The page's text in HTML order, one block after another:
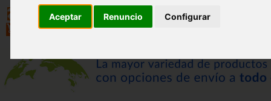
Aceptar Renuncio Configurar